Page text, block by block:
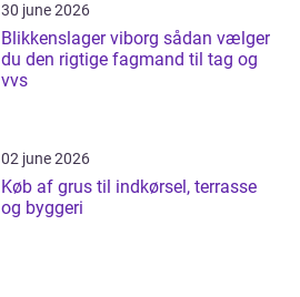
30 june 2026
Blikkenslager viborg sådan vælger
du den rigtige fagmand til tag og
vvs
02 june 2026
Køb af grus til indkørsel, terrasse
og byggeri